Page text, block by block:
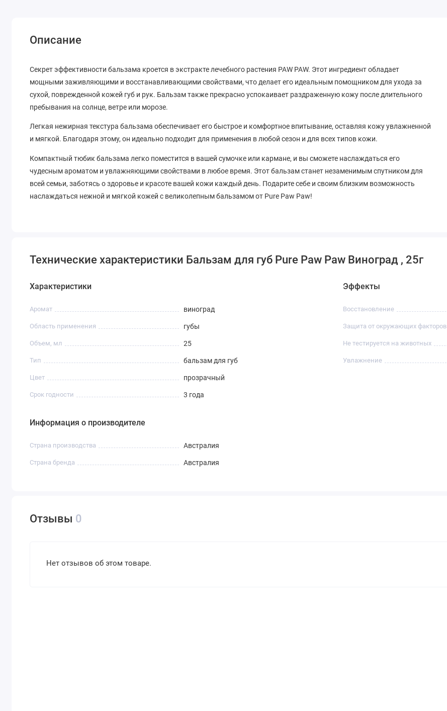
Описание
Секрет эффективности бальзама кроется в экстракте лечебного растения PAW PAW. Этот ингредиент обладает
мощными заживляющими и восстанавливающими свойствами, что делает его идеальным помощником для ухода за
сухой, поврежденной кожей губ и рук. Бальзам также прекрасно успокаивает раздраженную кожу после длительного
пребывания на солнце, ветре или морозе.
Легкая нежирная текстура бальзама обеспечивает его быстрое и комфортное впитывание, оставляя кожу увлажненной
и мягкой. Благодаря этому, он идеально подходит для применения в любой сезон и для всех типов кожи.
Компактный тюбик бальзама легко поместится в вашей сумочке или кармане, и вы сможете наслаждаться его
чудесным ароматом и увлажняющими свойствами в любое время. Этот бальзам станет незаменимым спутником для
всей семьи, заботясь о здоровье и красоте вашей кожи каждый день. Подарите себе и своим близким возможность
наслаждаться нежной и мягкой кожей с великолепным бальзамом от Pure Paw Paw!
Технические характеристики Бальзам для губ Pure Paw Paw Виноград , 25г
Характеристики
Аромат виноград
Область применения губы
Объем, мл 25
Тип бальзам для губ
Цвет прозрачный
Срок годности 3 года
Эффекты
Восстановление
Защита от окружающих факторов
Не тестируется на животных
Увлажнение
Информация о производителе
Страна производства Австралия
Страна бренда Австралия
Отзывы 0
Нет отзывов об этом товаре.